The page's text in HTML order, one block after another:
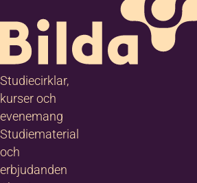
Studiecirklar,
kurser och
evenemang
Studiematerial
och
erbjudanden